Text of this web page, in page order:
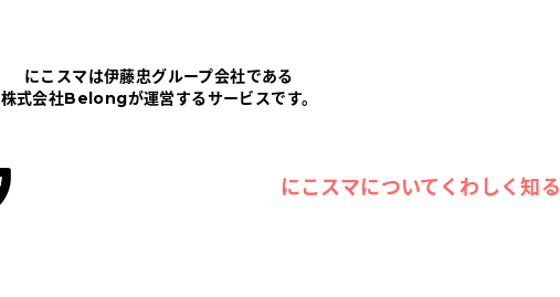
にこスマは伊藤忠グループ会社である
株式会社Belongが運営するサービスです。
にこスマについてくわしく知る